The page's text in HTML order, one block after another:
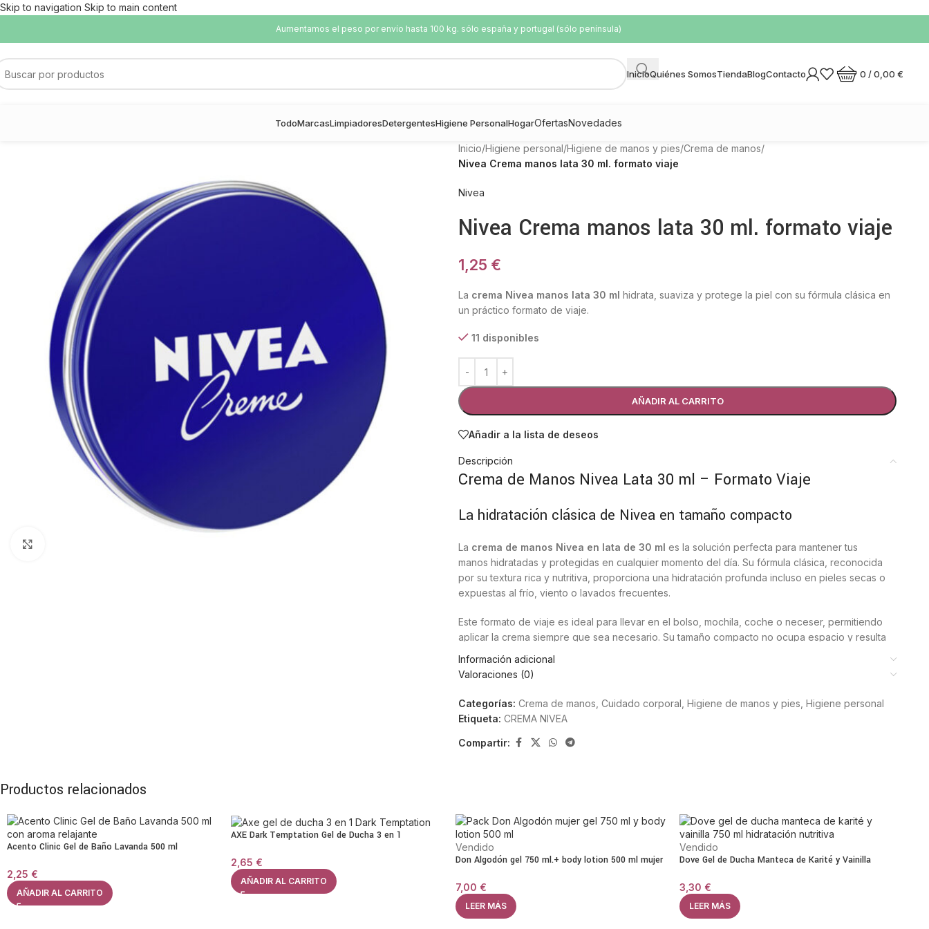
Skip to navigation Skip to main content
Aumentamos el peso por envío hasta 100 kg. sólo españa y portugal (sólo península)
InicioQuiénes SomosTiendaBlogContacto 0 /0,00 €
TodoMarcasLimpiadoresDetergentesHigiene PersonalHogarOfertasNovedades
Inicio/Higiene personal/Higiene de manos y pies/Crema de manos/
Nivea Crema manos lata 30 ml. formato viaje
Nivea
Nivea Crema manos lata 30 ml. formato viaje
1,25 €
La crema Nivea manos lata 30 ml hidrata, suaviza y protege la piel con su fórmula clásica en
un práctico formato de viaje.
11 disponibles
AÑADIR AL CARRITO
Añadir a la lista de deseos
Descripción
Crema de Manos Nivea Lata 30 ml – Formato Viaje
La hidratación clásica de Nivea en tamaño compacto
La crema de manos Nivea en lata de 30 ml es la solución perfecta para mantener tus
manos hidratadas y protegidas en cualquier momento del día. Su fórmula clásica, reconocida
por su textura rica y nutritiva, proporciona una hidratación profunda incluso en pieles secas o
expuestas al frío, viento o lavados frecuentes.
Este formato de viaje es ideal para llevar en el bolso, mochila, coche o neceser, permitiendo
aplicar la crema siempre que sea necesario. Su tamaño compacto no ocupa espacio y resulta
La crema Nivea destaca por su capacidad para suavizar la piel, mejorar su elasticidad y dejar
a restaurar la barrera natural de la piel, manteniéndola protegida durante horas.
Además, su icónica lata metálica azul no solo es resistente y práctica, sino que también
Hidratación profunda para manos secas o agrietadas.
Textura clásica rica y nutritiva.
Formato viaje de 30 ml, ideal para llevar a todas partes.
Suaviza, protege y mejora la elasticidad de la piel.
Modo de uso
Información adicional
Valoraciones (0)
Categorías: Crema de manos Cuidado corporal Higiene de manos y pies Higiene personal
Etiqueta: CREMA NIVEA
Compartir:
Productos relacionados
Acento Clinic Gel de Baño Lavanda 500 ml
2,25 €
AÑADIR AL CARRITO
AXE Dark Temptation Gel de Ducha 3 en 1
2,65 €
AÑADIR AL CARRITO
Vendido
Don Algodón gel 750 ml.+ body lotion 500 ml mujer
7,00 €
LEER MÁS
Vendido
Dove Gel de Ducha Manteca de Karité y Vainilla
3,30 €
LEER MÁS